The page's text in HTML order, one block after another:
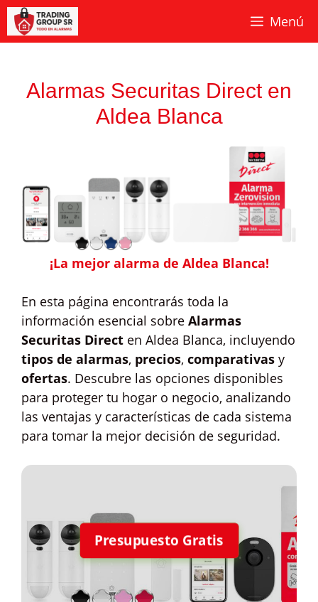
Saltar
contenido
Menú
Alarmas Securitas Direct en
Aldea Blanca
¡La mejor alarma de Aldea Blanca!
En esta página encontrarás toda la
información esencial sobre Alarmas
Securitas Direct en Aldea Blanca, incluyendo
tipos de alarmas, precios, comparativas y
ofertas. Descubre las opciones disponibles
para proteger tu hogar o negocio, analizando
las ventajas y características de cada sistema
para tomar la mejor decisión de seguridad.
Presupuesto Gratis